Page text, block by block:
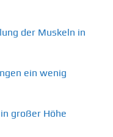
der Muskeln in
ein wenig
großer Höhe